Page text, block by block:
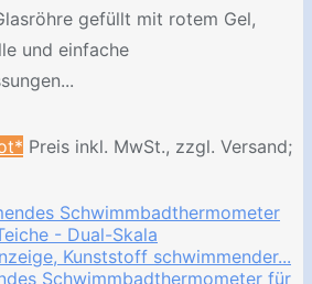
gefüllt mit rotem Gel,
und einfache
Preis inkl. MwSt., zzgl. Versand;
Schwimmbadthermometer für